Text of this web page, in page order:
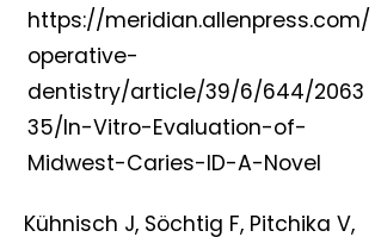
https://meridian.allenpress.com/
operative-
dentistry/article/39/6/644/2063
35/In-Vitro-Evaluation-of-
Midwest-Caries-ID-A-Novel
Kühnisch J, Söchtig F, Pitchika V,